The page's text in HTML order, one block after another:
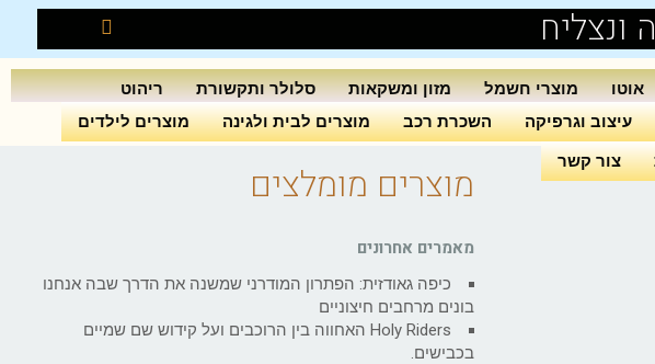
אוטו מוצרי חשמל מזון ומשקאות סלולר ותקשורת
ריהוט
עיצוב וגרפיקה השכרת רכב מוצרים לבית ולגינה מוצרים לילדים
צור קשר מוצרים מומלצים
מאמרים אחרונים
כיפה גאודזית: הפתרון המודרני שמשנה את הדרך שבה אנחנו
בונים מרחבים חיצוניים
Holy Riders האחווה בין הרוכבים ועל קידוש שם שמיים
בכבישים.